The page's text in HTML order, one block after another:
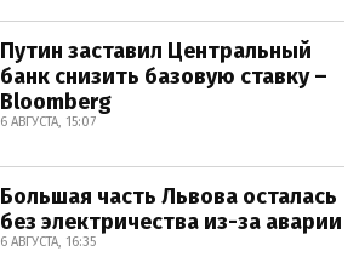
Путин заставил Центральный
банк снизить базовую ставку –
Bloomberg
6 АВГУСТА, 15:07
Большая часть Львова осталась
без электричества из-за аварии
6 АВГУСТА, 16:35